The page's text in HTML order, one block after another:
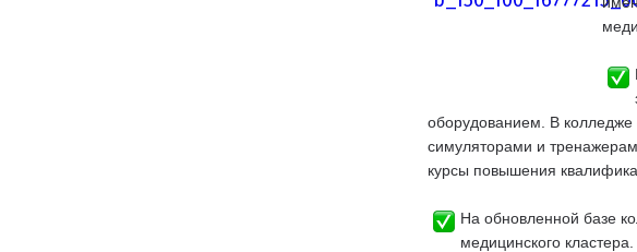
оборудованием. В колледже
симуляторами и
курсы повышения
На обновленной базе
медицинского